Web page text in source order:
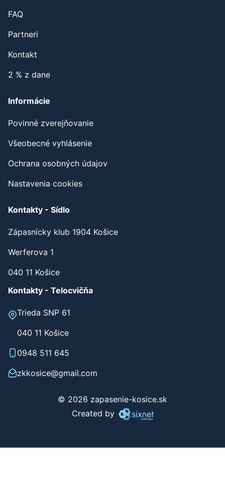
FAQ
Partneri
Kontakt
2 % z dane
Informácie
Povinné zverejňovanie
Všeobecné vyhlásenie
Ochrana osobných údajov
Nastavenia cookies
Kontakty - Sídlo
Zápasnícky klub 1904 Košice
Werferova 1
040 11 Košice
Kontakty - Telocvičňa
Trieda SNP 61
040 11 Košice
0948 511 645
zkkosice@gmail.com
© 2026 zapasenie-kosice.sk
Created by